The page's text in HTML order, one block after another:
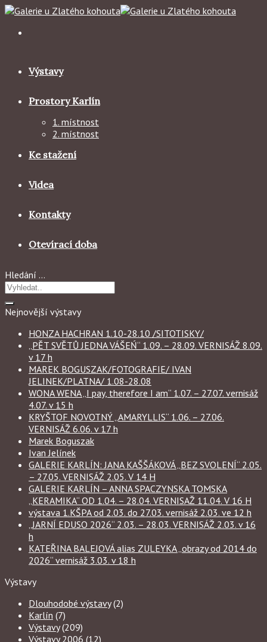
Skip
content
Výstavy
Prostory Karlín
1. místnost
2. místnost
Ke stažení
Videa
Kontakty
Otevírací doba
Hledání …
Nejnovější výstavy
HONZA HACHRAN 1.10-28.10 /SITOTISKY/
„PĚT SVĚTŮ JEDNA VÁŠEŃ“ 1.09. – 28.09. VERNISÁŽ 8.09.
v 17 h
MAREK BOGUSZAK/FOTOGRAFIE/ IVAN
JELINEK/PLATNA/ 1.08-28.08
WONA WENA „I pay, therefore I am“ 1.07. – 27.07. vernisáž
4.07. v 15 h
KRYŠTOF NOVOTNÝ „AMARYLLIS“ 1.06. – 27.06.
VERNISÁŽ 6.06. v 17 h
Marek Boguszak
Ivan Jelínek
GALERIE KARLÍN: JANA KAŠŠÁKOVÁ „BEZ SVOLENÍ“ 2.05.
– 27.05. VERNISÁŽ 2.05. V 14 H
GALERIE KARLÍN – ANNA SPACZYNSKA TOMSKA
„KERAMIKA“ OD 1.04. – 28.04. VERNISAŽ 11.04. V 16 H
výstava 1.KŠPA od 2.03. do 27.03. vernisáž 2.03. ve 12 h
„JARNÍ EDUSO 2026“ 2.03. – 28.03. VERNISÁŽ 2.03. v 16
h
KATEŘINA BALEJOVÁ alias ZULEYKA „obrazy od 2014 do
2026“ vernisáž 3.03. v 18 h
Výstavy
Dlouhodobé výstavy(2)
Karlín (7)
Výstavy(209)
Výstavy 2006 (12)